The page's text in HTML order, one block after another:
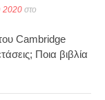
2020 στο
Cambridge
Ποια βιβλία